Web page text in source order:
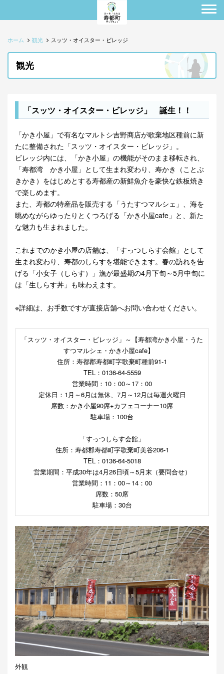
ホーム 観光 スッツ・オイスター・ビレッジ
観光
「スッツ・オイスター・ビレッジ」 誕生！！
「かき小屋」で有名なマルトシ吉野商店が歌棄地区種前に新
たに整備された「スッツ・オイスター・ビレッジ」。
ビレッジ内には、「かき小屋」の機能がそのまま移転され、
「寿都湾 かき小屋」として生まれ変わり、寿かき（ことぶ
きかき）をはじめとする寿都産の新鮮魚介を豪快な鉄板焼き
で楽しめます。
また、寿都の特産品を販売する「うたすつマルシェ」、海を
眺めながらゆったりとくつろげる「かき小屋cafe」と、新た
な魅力も生まれました。
これまでのかき小屋の店舗は、「すっつしらす会館」として
生まれ変わり、寿都のしらすを堪能できます。春の訪れを告
げる「小女子（しらす）」漁が最盛期の4月下旬～5月中旬に
は「生しらす丼」も味わえます。
※詳細は、お手数ですが直接店舗へお問い合わせください。
「スッツ・オイスター・ビレッジ」～【寿都湾かき小屋・うた
すつマルシェ・かき小屋cafe】
住所：寿都郡寿都町字歌棄町種前91-1
TEL：0136-64-5559
営業時間：10：00～17：00
定休日：1月～6月は無休、7月～12月は毎週火曜日
席数：かき小屋90席+カフェコーナー10席
駐車場：100台
「すっつしらす会館」
住所：寿都郡寿都町字歌棄町美谷206-1
TEL：0136-64-5018
営業期間：平成30年は4月26日頃～5月末（要問合せ）
営業時間：11：00～14：00
席数：50席
駐車場：30台
外観